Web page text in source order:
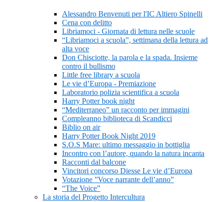
Alessandro Benvenuti per l'IC Altiero Spinelli
Cena con delitto
Libriamoci - Giornata di lettura nelle scuole
“Libriamoci a scuola”, settimana della lettura ad
alta voce
Don Chisciotte, la parola e la spada. Insieme
contro il bullismo
Little free library a scuola
Le vie d’Europa - Premiazione
Laboratorio polizia scientifica a scuola
Harry Potter book night
“Mediterraneo” un racconto per immagini
Compleanno biblioteca di Scandicci
Biblio on air
Harry Potter Book Night 2019
S.O.S Mare: ultimo messaggio in bottiglia
Incontro con l’autore, quando la natura incanta
Racconti dal balcone
Vincitori concorso Diesse Le vie d’Europa
Votazione ”Voce narrante dell’anno”
“The Voice”
La storia del Progetto Intercultura